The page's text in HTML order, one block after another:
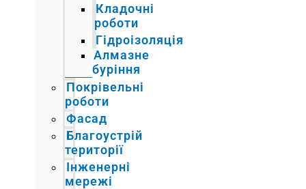
Кладочні
роботи
Гідроізоляція
Алмазне
буріння
Покрівельні
роботи
Фасад
Благоустрій
території
Інженерні
мережі